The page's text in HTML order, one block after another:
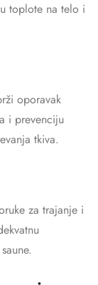
toplote na telo i
oporavak
i prevenciju
tkiva.
za trajanje i